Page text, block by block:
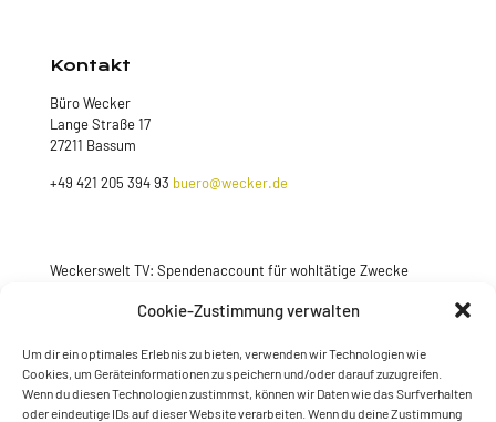
Cookie-Zustimmung verwalten
Um dir ein optimales Erlebnis zu bieten, verwenden wir Technologien wie
Cookies, um Geräteinformationen zu speichern und/oder darauf zuzugreifen.
Wenn du diesen Technologien zustimmst, können wir Daten wie das Surfverhalten
oder eindeutige IDs auf dieser Website verarbeiten. Wenn du deine Zustimmung
Kontakt
Büro Wecker
Lange Straße 17
27211 Bassum
+49 421 205 394 93 buero@wecker.de
Weckerswelt TV: Spendenaccount für wohltätige Zwecke
Jetzt spenden